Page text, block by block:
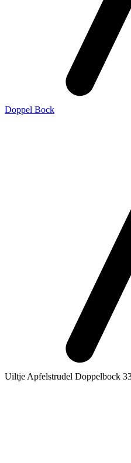
Doppel Bock
Uiltje Apfelstrudel Doppelbock